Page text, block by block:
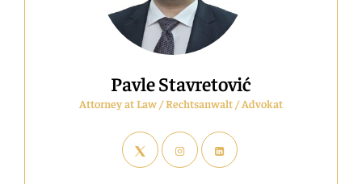
Pavle Stavretović
Attorney at Law / Rechtsanwalt / Advokat